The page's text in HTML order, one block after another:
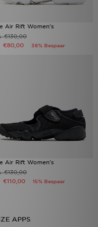
Air Rift Women's
€130,00
€80,00 38% Bespaar
Air Rift Women's
€130,00
€110,00 15% Bespaar
APPS